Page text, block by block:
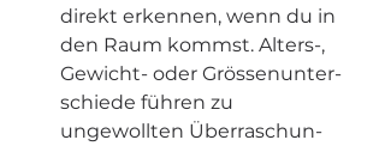
direkt erkennen, wenn du in
den Raum kommst. Alters-,
Gewicht- oder Grössenunter-
schiede führen zu
ungewollten Überraschun-